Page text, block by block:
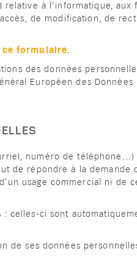
relative à l’informatique, aux
de modification, de
ce formulaire.
des données
Européen des Données
numéro de
de répondre à la demande
usage commercial ni de
: celles-ci sont
de ses données